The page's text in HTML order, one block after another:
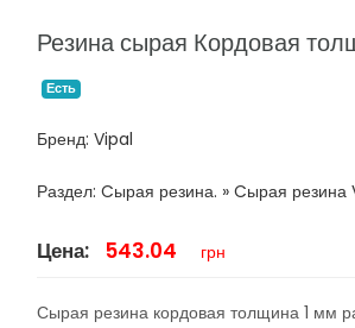
Резина сырая Кордовая
Есть
Бренд: Vipal
Раздел: Cырая резина. » Cырая резина
Цена: 543.04 грн
Сырая резина кордовая толщина 1 мм